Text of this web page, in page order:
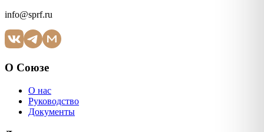
info@sprf.ru
О Союзе
О нас
Руководство
Документы